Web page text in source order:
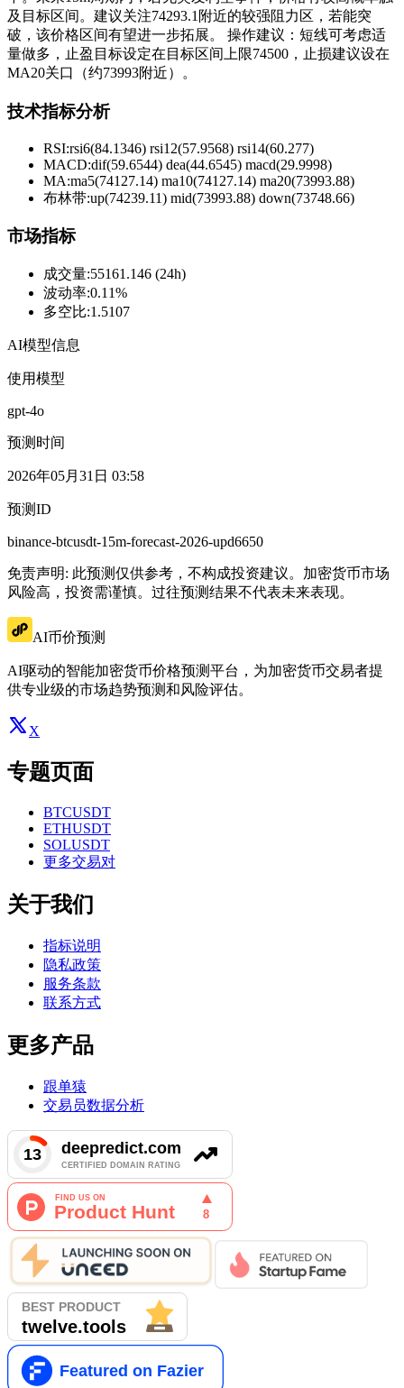
及目标区间。建议关注74293.1附近的较强阻力区，若能突
破，该价格区间有望进一步拓展。 操作建议：短线可考虑适
量做多，止盈目标设定在目标区间上限74500，止损建议设在
MA20关口（约73993附近）。
技术指标分析
RSI:rsi6(84.1346) rsi12(57.9568) rsi14(60.277)
MACD:dif(59.6544) dea(44.6545) macd(29.9998)
MA:ma5(74127.14) ma10(74127.14) ma20(73993.88)
布林带:up(74239.11) mid(73993.88) down(73748.66)
市场指标
成交量:55161.146 (24h)
波动率:0.11%
多空比:1.5107
AI模型信息
使用模型
gpt-4o
预测时间
2026年05月31日 03:58
预测ID
binance-btcusdt-15m-forecast-2026-upd6650
免责声明: 此预测仅供参考，不构成投资建议。加密货币市场
风险高，投资需谨慎。过往预测结果不代表未来表现。
AI币价预测
AI驱动的智能加密货币价格预测平台，为加密货币交易者提
供专业级的市场趋势预测和风险评估。
X
专题页面
BTCUSDT
ETHUSDT
SOLUSDT
更多交易对
关于我们
指标说明
隐私政策
服务条款
联系方式
更多产品
跟单猿
交易员数据分析